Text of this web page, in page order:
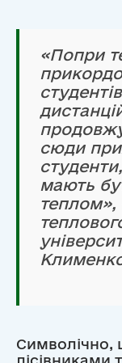
«Попри
сюди
мають
теплом»,
Символічно,